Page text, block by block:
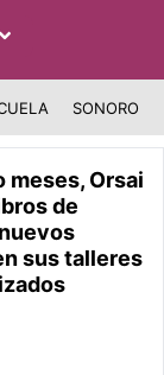
SONORO
meses, Orsai
de
sus talleres